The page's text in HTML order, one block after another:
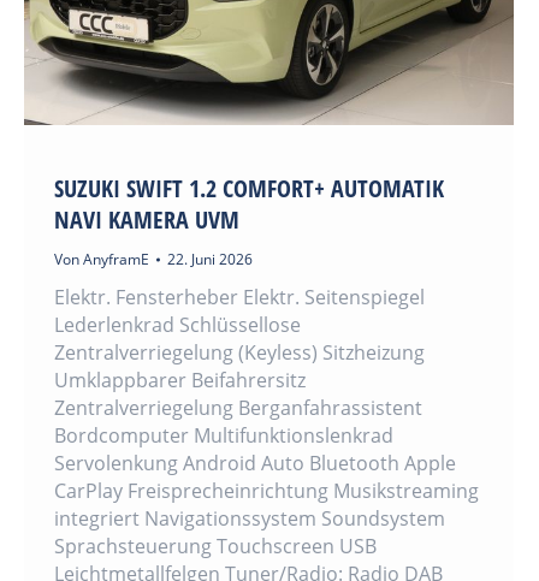
SUZUKI SWIFT 1.2 COMFORT+ AUTOMATIK
NAVI KAMERA UVM
VonAnyframE 22. Juni 2026
Elektr. Fensterheber Elektr. Seitenspiegel
Lederlenkrad Schlüssellose
Zentralverriegelung (Keyless) Sitzheizung
Umklappbarer Beifahrersitz
Zentralverriegelung Berganfahrassistent
Bordcomputer Multifunktionslenkrad
Servolenkung Android Auto Bluetooth Apple
CarPlay Freisprecheinrichtung Musikstreaming
integriert Navigationssystem Soundsystem
Sprachsteuerung Touchscreen USB
Leichtmetallfelgen Tuner/Radio: Radio DAB